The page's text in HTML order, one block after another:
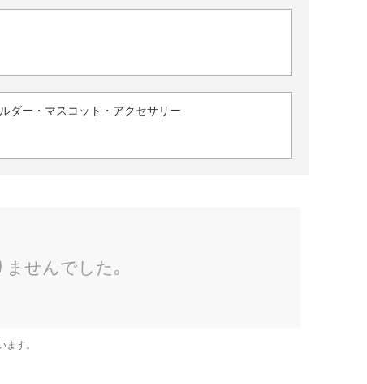
ダー・マスコット・アクセサリー